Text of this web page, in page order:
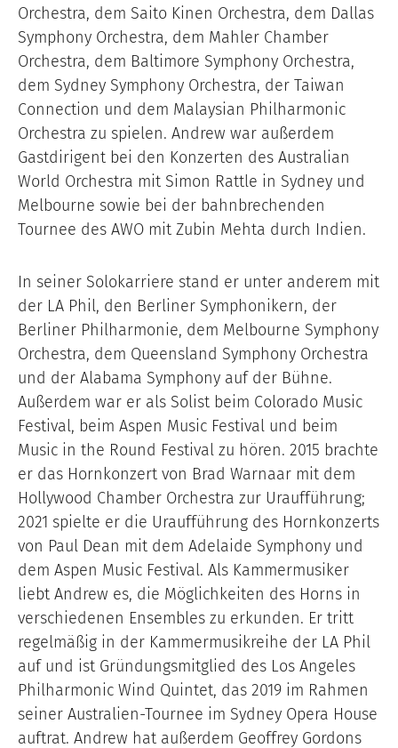
Orchestra, dem Saito Kinen Orchestra, dem Dallas
Symphony Orchestra, dem Mahler Chamber
Orchestra, dem Baltimore Symphony Orchestra,
dem Sydney Symphony Orchestra, der Taiwan
Connection und dem Malaysian Philharmonic
Orchestra zu spielen. Andrew war außerdem
Gastdirigent bei den Konzerten des Australian
World Orchestra mit Simon Rattle in Sydney und
Melbourne sowie bei der bahnbrechenden
Tournee des AWO mit Zubin Mehta durch Indien.
In seiner Solokarriere stand er unter anderem mit
der LA Phil, den Berliner Symphonikern, der
Berliner Philharmonie, dem Melbourne Symphony
Orchestra, dem Queensland Symphony Orchestra
und der Alabama Symphony auf der Bühne.
Außerdem war er als Solist beim Colorado Music
Festival, beim Aspen Music Festival und beim
Music in the Round Festival zu hören. 2015 brachte
er das Hornkonzert von Brad Warnaar mit dem
Hollywood Chamber Orchestra zur Uraufführung;
2021 spielte er die Uraufführung des Hornkonzerts
von Paul Dean mit dem Adelaide Symphony und
dem Aspen Music Festival. Als Kammermusiker
liebt Andrew es, die Möglichkeiten des Horns in
verschiedenen Ensembles zu erkunden. Er tritt
regelmäßig in der Kammermusikreihe der LA Phil
auf und ist Gründungsmitglied des Los Angeles
Philharmonic Wind Quintet, das 2019 im Rahmen
seiner Australien-Tournee im Sydney Opera House
auftrat. Andrew hat außerdem Geoffrey Gordons